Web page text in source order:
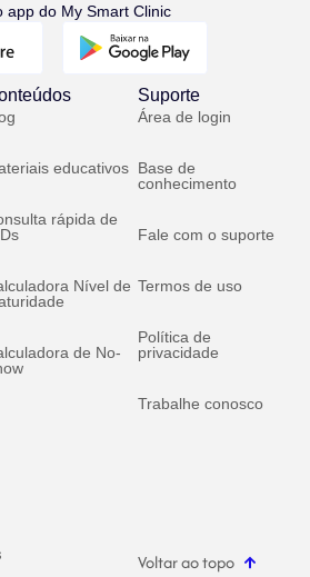
app do My Smart Clinic
educativos
rápida de
Nível de
de No-
Suporte
Área de login
Base de
conhecimento
Fale com o suporte
Termos de uso
Política de
privacidade
Trabalhe conosco
Voltar ao topo